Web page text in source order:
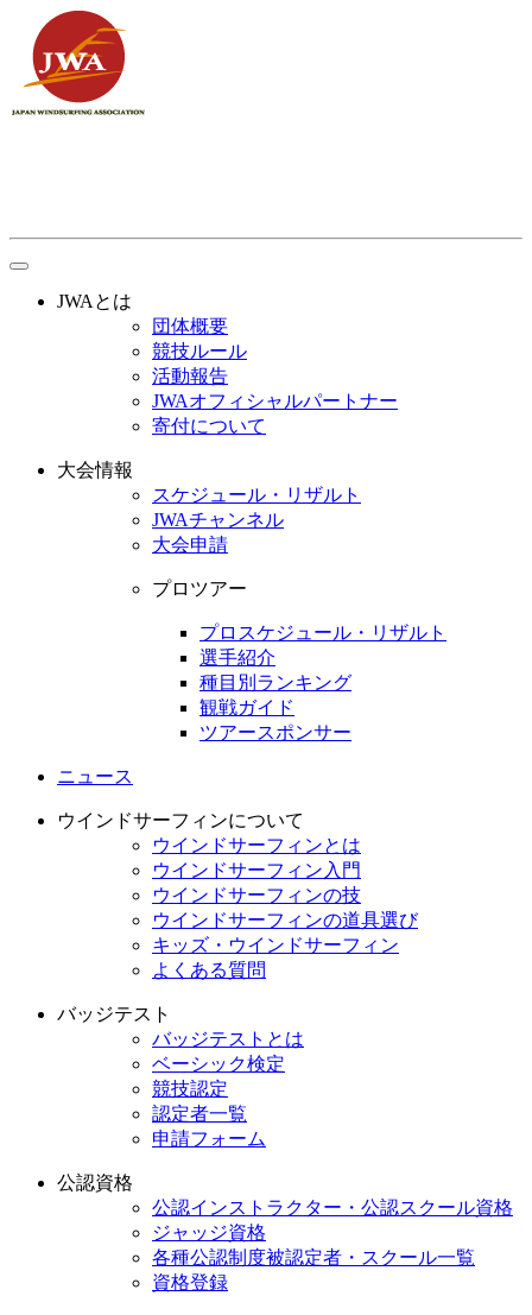
toggle
navigationJWAとは
団体概要
競技ルール
活動報告
JWAオフィシャルパートナー
寄付について
大会情報
スケジュール・リザルト
JWAチャンネル
大会申請
プロツアー
プロスケジュール・リザルト
選手紹介
種目別ランキング
観戦ガイド
ツアースポンサー
ニュース
ウインドサーフィンについて
ウインドサーフィンとは
ウインドサーフィン入門
ウインドサーフィンの技
ウインドサーフィンの道具選び
キッズ・ウインドサーフィン
よくある質問
バッジテスト
バッジテストとは
ベーシック検定
競技認定
認定者一覧
申請フォーム
公認資格
公認インストラクター・公認スクール資格
ジャッジ資格
各種公認制度被認定者・スクール一覧
資格登録